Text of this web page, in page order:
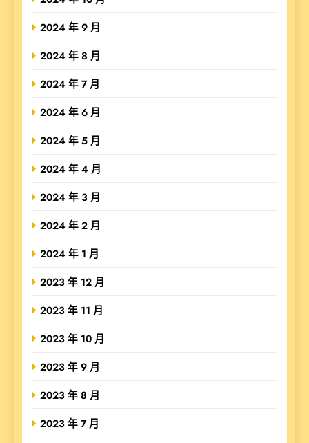
2024 年 9 月
2024 年 8 月
2024 年 7 月
2024 年 6 月
2024 年 5 月
2024 年 4 月
2024 年 3 月
2024 年 2 月
2024 年 1 月
2023 年 12 月
2023 年 11 月
2023 年 10 月
2023 年 9 月
2023 年 8 月
2023 年 7 月